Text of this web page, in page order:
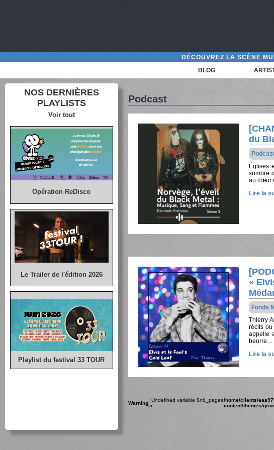
DÉCOUVREZ LA SCÈNE
BLOG
NOS DERNIÈRES
PLAYLISTS
Voir tout
Opération ReDisco
Le Trailer de l'édition 2026
Playlist du festival 33 TOUR
Podcast
du
Églises
sombre
au cœur
Lire la
«
Fonds
Thierry
récits ou
appelle
beurre…
Lire la
Warning: Undefined variable $nb_pages
in
/home/clients/
content/themes/